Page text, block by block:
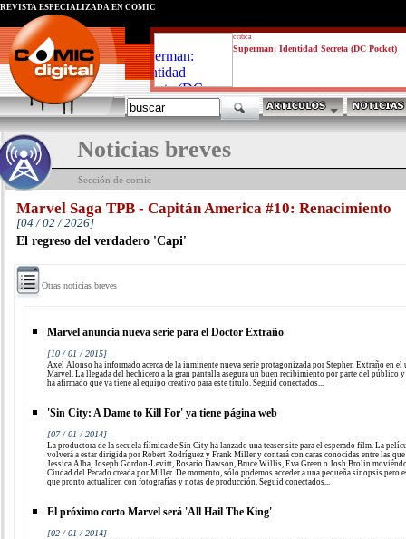
critica
Superman: Identidad Secreta (DC Pocket)
REVISTA ESPECIALIZADA EN CÓMIC
Noticias breves
Sección de comic
Marvel Saga TPB - Capitán America #10: Renacimiento
[04 / 02 / 2026]
El regreso del verdadero 'Capi'
Otras noticias breves
Marvel anuncia nueva serie para el Doctor Extraño
[10 / 01 / 2015]
Axel Alonso ha informado acerca de la inminente nueva serie protagonizada por Stephen Extraño en el
Marvel. La llegada del hechicero a la gran pantalla asegura un buen recibimiento por parte del público
ha afirmado que ya tiene al equipo creativo para este título. Seguid conectados...
'Sin City: A Dame to Kill For' ya tiene página web
[07 / 01 / 2014]
La productora de la secuela fílmica de Sin City ha lanzado una teaser site para el esperado film. La
volverá a estar dirigida por Robert Rodríguez y Frank Miller y contará con caras conocidas entre las que
Jessica Alba, Joseph Gordon-Levitt, Rosario Dawson, Bruce Willis, Eva Green o Josh Brolin
Ciudad del Pecado creada por Miller. De momento, sólo podemos acceder a una pequeña sinopsis pero
que pronto actualicen con fotografías y notas de producción. Seguid conectados...
El próximo corto Marvel será 'All Hail The King'
[02 / 01 / 2014]